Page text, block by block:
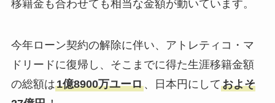
移籍金も合わせても相当な金額が動いています。
今年ローン契約の解除に伴い、アトレティコ・マ
ドリードに復帰し、そこまでに得た生涯移籍金額
の総額は1億8900万ユーロ、日本円にしておよそ